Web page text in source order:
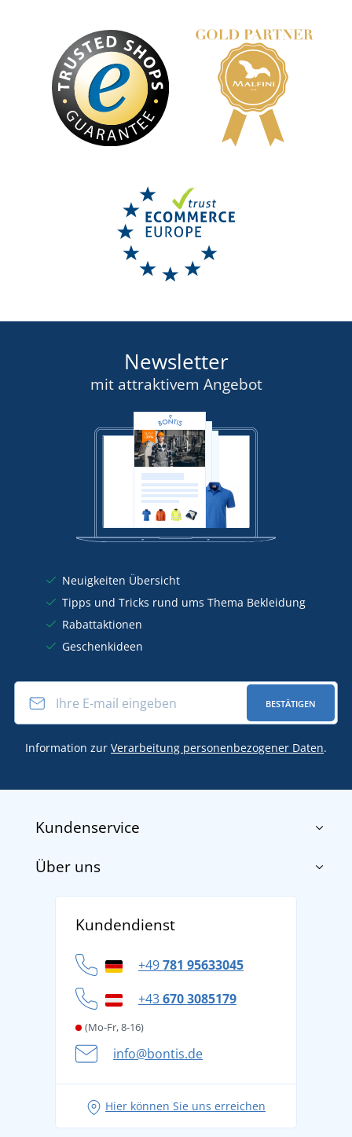
Warnweste
DETAIL
Reflektierender Rucksack REFLEX
34,94 €
DETAIL
Newsletter
mit attraktivem Angebot
Neuigkeiten Übersicht
Tipps und Tricks rund ums Thema Bekleidung
Rabattaktionen
Geschenkideen
BESTÄTIGEN
Information zur Verarbeitung personenbezogener Daten.
Kundenservice
Impressum
Versand und Zahlung
Datenschutz
Cookie-Richtlinie
Über uns
Für Unternehmen und Organisationen
Kundendienst
+49781 95633045
+43670 3085179
(Mo-Fr, 8-16)
info@bontis.de
Hier können Sie uns erreichen